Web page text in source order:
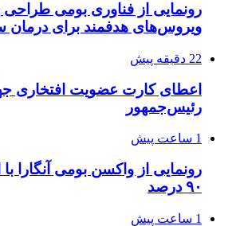
رونمایی از فناوری بومی طراحی
ویروس‌های هدفمند برای
22 دقیقه پیش
اعطای کارت عضویت افتخاری
رئیس‌جمهور
1 ساعت پیش
رونمایی از واکسن بومی آنگارا
۹۰ درصد
1 ساعت پیش